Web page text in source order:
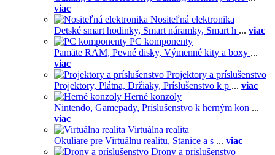
viac
Nositeľná elektronika
Detské smart hodinky, Smart náramky, Smart h ... viac
PC komponenty
Pamäte RAM, Pevné disky, Výmenné kity a boxy ...
viac
Projektory a príslušenstvo
Projektory, Plátna, Držiaky, Príslušenstvo k p ... viac
Herné konzoly
Nintendo, Gamepady, Príslušenstvo k herným kon ...
viac
Virtuálna realita
Okuliare pre Virtuálnu realitu, Stanice a s ... viac
Drony a príslušenstvo